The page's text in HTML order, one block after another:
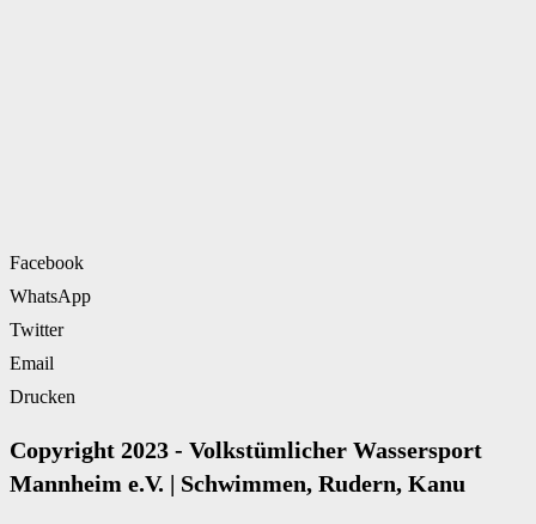
Facebook
WhatsApp
Twitter
Email
Drucken
Copyright 2023 - Volkstümlicher Wassersport
Mannheim e.V. | Schwimmen, Rudern, Kanu